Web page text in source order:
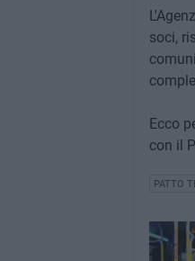
soci,
Ecco
con il
PATTO